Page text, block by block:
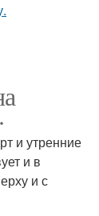
и утренние
и в
и с